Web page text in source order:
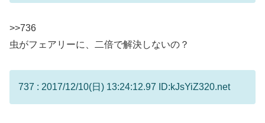
>>736
虫がフェアリーに、二倍で解決しないの？
737 : 2017/12/10(日) 13:24:12.97 ID:kJsYiZ320.net